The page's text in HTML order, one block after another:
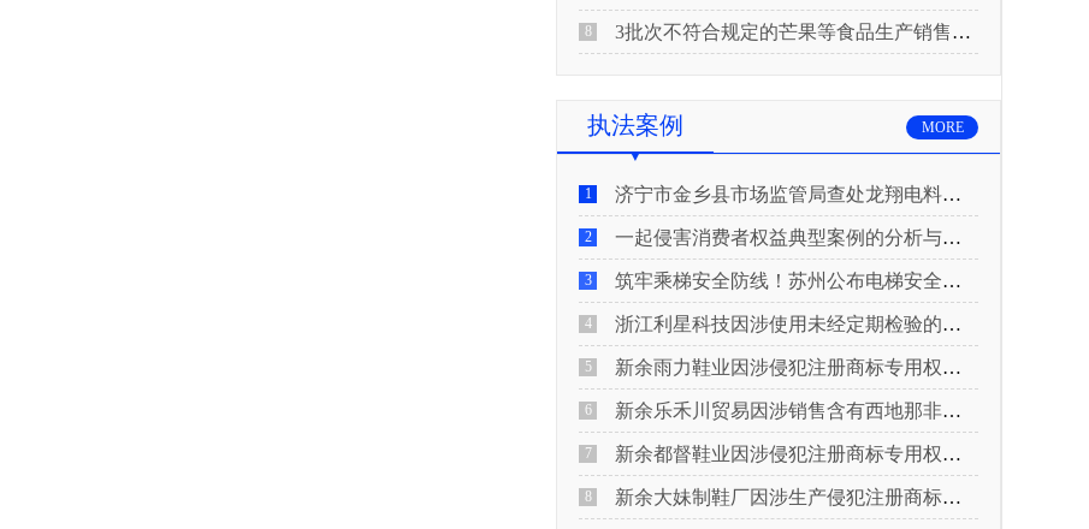
8 3批次不符合规定的芒果等食品生产销售企业被长治市屯留区市场监督管理局公告！
执法案例 MORE
1 济宁市金乡县市场监管局查处龙翔电料批发部非法销售电线电缆案
2 一起侵害消费者权益典型案例的分析与启示
3 筑牢乘梯安全防线！苏州公布电梯安全领域典型案例
4 浙江利星科技因涉使用未经定期检验的压力管道被查
5 新余雨力鞋业因涉侵犯注册商标专用权被查
6 新余乐禾川贸易因涉销售含有西地那非的保健食品被查
7 新余都督鞋业因涉侵犯注册商标专用权被查
8 新余大妹制鞋厂因涉生产侵犯注册商标专用权的产品被查